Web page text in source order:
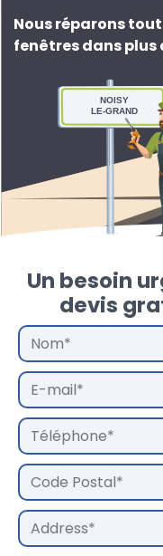
Nous réparons
fenêtres dans plus
NOISY
LE-GRAND
Un besoin
devis